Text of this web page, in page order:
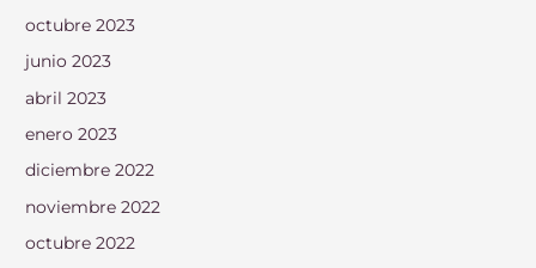
octubre 2023
junio 2023
abril 2023
enero 2023
diciembre 2022
noviembre 2022
octubre 2022